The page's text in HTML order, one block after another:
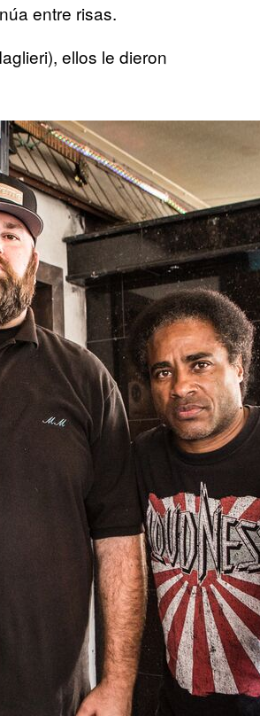
entre risas.
ellos le dieron